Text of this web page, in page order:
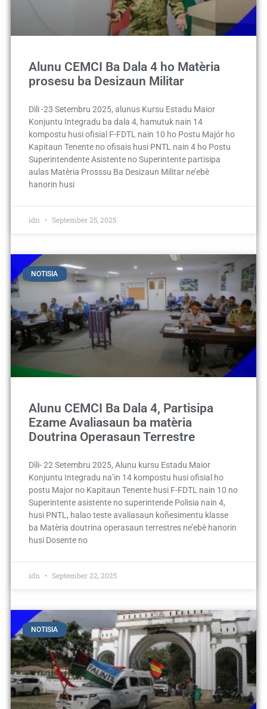
Alunu CEMCI Ba Dala 4 ho Matèria
prosesu ba Desizaun Militar
Dìli -23 Setembru 2025, alunus Kursu Estadu Maior
Konjuntu Integradu ba dala 4, hamutuk nain 14
kompostu husi ofisial F-FDTL nain 10 ho Postu Majór ho
Kapitaun Tenente no ofisais husi PNTL nain 4 ho Postu
Superintendente Asistente no Superintente partisipa
aulas Matèria Prosssu Ba Desizaun Militar ne’ebè
hanorin husi
idn September 25, 2025
NOTISIA
Alunu CEMCI Ba Dala 4, Partisipa
Ezame Avaliasaun ba matèria
Doutrina Operasaun Terrestre
Dìli- 22 Setembru 2025, Alunu kursu Estadu Maior
Konjuntu Integradu na’in 14 kompostu husi ofisial ho
postu Major no Kapitaun Tenente husi F-FDTL nain 10 no
Superintente asistente no superintende Polisia nain 4,
husi PNTL, halao teste avaliasaun koñesimentu klasse
ba Matèria doutrina operasaun terrestres ne’ebè hanorin
husi Dosente no
idn September 22, 2025
NOTISIA